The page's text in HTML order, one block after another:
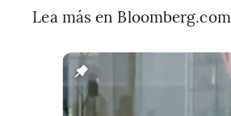
Lea más en Bloomberg.com